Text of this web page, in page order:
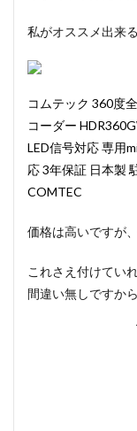
私がオススメ出来
コムテック 360度
コーダー
LED信号対応 専用
応 3年保証 日本製
COMTEC
価格は高いですが
これさえ付けてい
間違い無しですか